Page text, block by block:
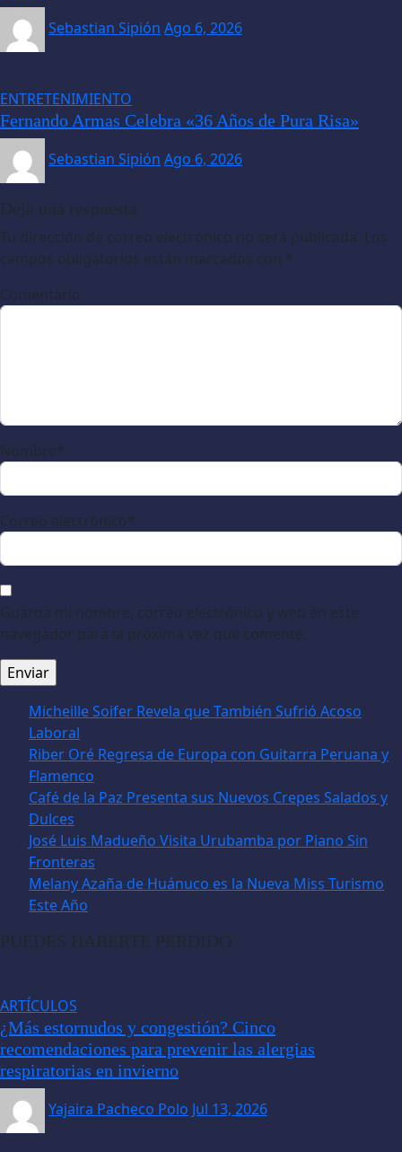
Sebastian Sipión Ago 6, 2026
ENTRETENIMIENTO
Fernando Armas Celebra «36 Años de Pura Risa»
Sebastian Sipión Ago 6, 2026
Deja una respuesta
Tu dirección de correo electrónico no será publicada. Los
campos obligatorios están marcados con *
Comentario
Nombre*
Correo electrónico*
Guarda mi nombre, correo electrónico y web en este
navegador para la próxima vez que comente.
Micheille Soifer Revela que También Sufrió Acoso
Laboral
Riber Oré Regresa de Europa con Guitarra Peruana y
Flamenco
Café de la Paz Presenta sus Nuevos Crepes Salados y
Dulces
José Luis Madueño Visita Urubamba por Piano Sin
Fronteras
Melany Azaña de Huánuco es la Nueva Miss Turismo
Este Año
PUEDES HABERTE PERDIDO
ARTÍCULOS
¿Más estornudos y congestión? Cinco
recomendaciones para prevenir las alergias
respiratorias en invierno
Yajaira Pacheco Polo Jul 13, 2026